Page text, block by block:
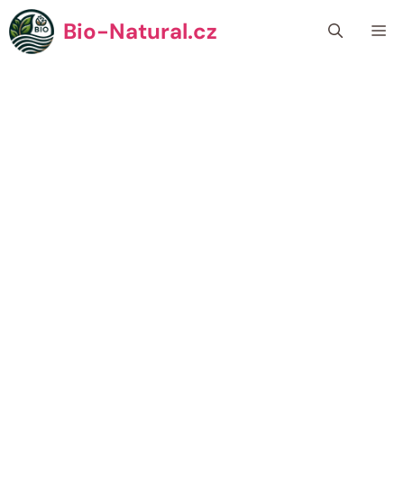
Přeskočit
na
obsah
Bio-Natural.cz